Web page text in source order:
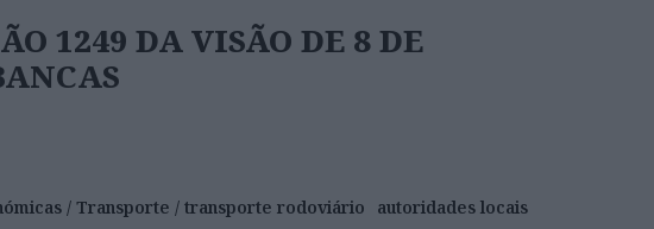
1249 DA VISÃO DE 8 DE
/ Transporte / transporte rodoviário
autoridades locais